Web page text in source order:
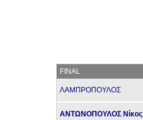
FINAL
ΛΑΜΠΡΟΠΟΥΛΟΣ
ΑΝΤΩΝΟΠΟΥΛΟΣ Νίκος